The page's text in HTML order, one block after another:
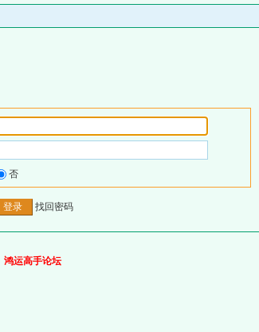
否
找回密码
鸿运高手论坛